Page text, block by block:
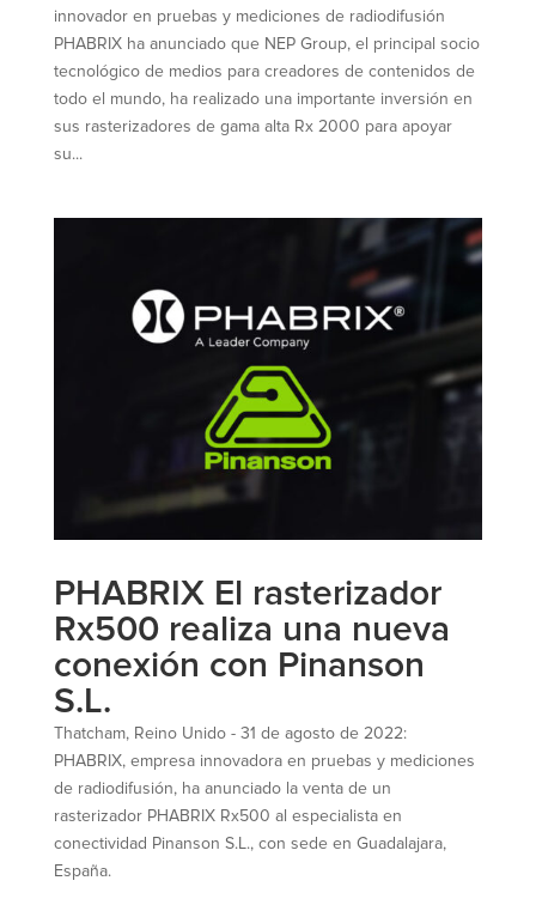
innovador en pruebas y mediciones de radiodifusión
PHABRIX ha anunciado que NEP Group, el principal socio
tecnológico de medios para creadores de contenidos de
todo el mundo, ha realizado una importante inversión en
sus rasterizadores de gama alta Rx 2000 para apoyar
su...
PHABRIX El rasterizador
Rx500 realiza una nueva
conexión con Pinanson
S.L.
Thatcham, Reino Unido - 31 de agosto de 2022:
PHABRIX, empresa innovadora en pruebas y mediciones
de radiodifusión, ha anunciado la venta de un
rasterizador PHABRIX Rx500 al especialista en
conectividad Pinanson S.L., con sede en Guadalajara,
España.